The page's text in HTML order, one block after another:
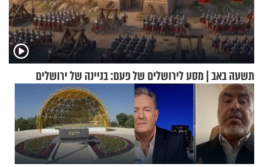
תשעה באב | מסע לירושלים של פעם: בניינה של ירושלים